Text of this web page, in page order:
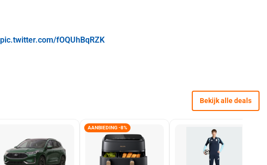
pic.twitter.com/fOQUhBqRZK
Bekijk alle deals
AANBIEDING -8%